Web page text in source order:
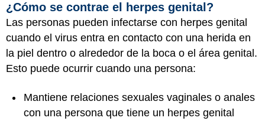
¿Cómo se contrae el herpes genital?
Las personas pueden infectarse con herpes genital
cuando el virus entra en contacto con una herida en
la piel dentro o alrededor de la boca o el área genital.
Esto puede ocurrir cuando una persona:
Mantiene relaciones sexuales vaginales o anales
con una persona que tiene un herpes genital